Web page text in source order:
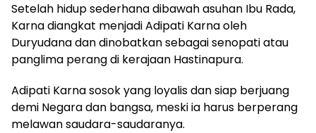
Setelah hidup sederhana dibawah asuhan Ibu Rada,
Karna diangkat menjadi Adipati Karna oleh
Duryudana dan dinobatkan sebagai senopati atau
panglima perang di kerajaan Hastinapura.
Adipati Karna sosok yang loyalis dan siap berjuang
demi Negara dan bangsa, meski ia harus berperang
melawan saudara-saudaranya.